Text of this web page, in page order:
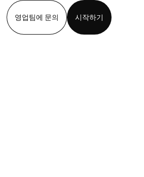
영업팀에 문의
시작하기